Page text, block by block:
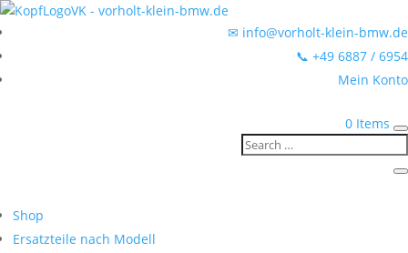
✉ info@vorholt-klein-bmw.de
📞 +49 6887 / 6954
Mein Konto
0 Items
Shop
Ersatzteile nach Modell